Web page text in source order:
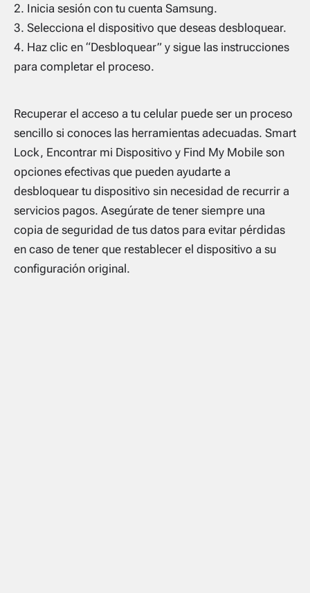
Inicia sesión con tu cuenta Samsung.
Selecciona el dispositivo que deseas desbloquear.
Haz clic en “Desbloquear” y sigue las instrucciones
para completar el proceso.
Recuperar el acceso a tu celular puede ser un proceso
sencillo si conoces las herramientas adecuadas. Smart
Lock, Encontrar mi Dispositivo y Find My Mobile son
opciones efectivas que pueden ayudarte a
desbloquear tu dispositivo sin necesidad de recurrir a
servicios pagos. Asegúrate de tener siempre una
copia de seguridad de tus datos para evitar pérdidas
en caso de tener que restablecer el dispositivo a su
configuración original.